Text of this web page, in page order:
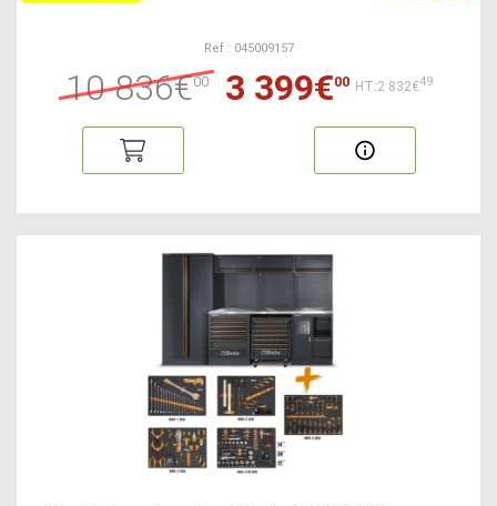
Ref : 045009157
10 836€00 3 399€00 HT:2 832€49